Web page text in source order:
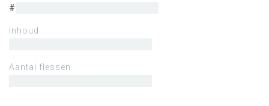
#
Inhoud
Aantal flessen